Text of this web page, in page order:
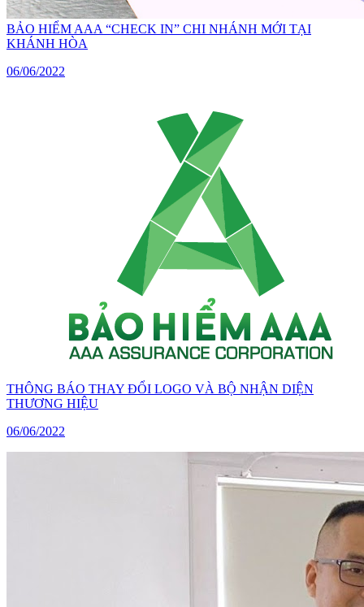
BẢO HIỂM AAA “CHECK IN” CHI NHÁNH MỚI TẠI
KHÁNH HÒA
06/06/2022
THÔNG BÁO THAY ĐỔI LOGO VÀ BỘ NHẬN DIỆN
THƯƠNG HIỆU
06/06/2022